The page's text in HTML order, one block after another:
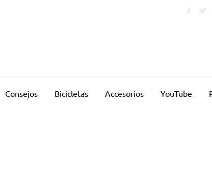
Consejos Bicicletas Accesorios YouTube